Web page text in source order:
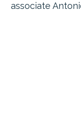
associate